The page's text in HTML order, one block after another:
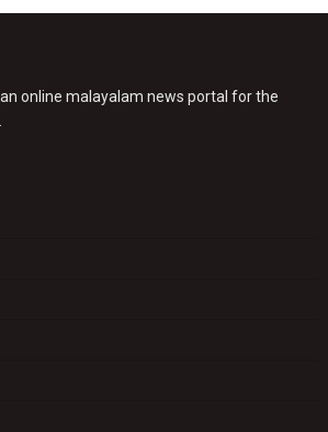
online malayalam news portal for the